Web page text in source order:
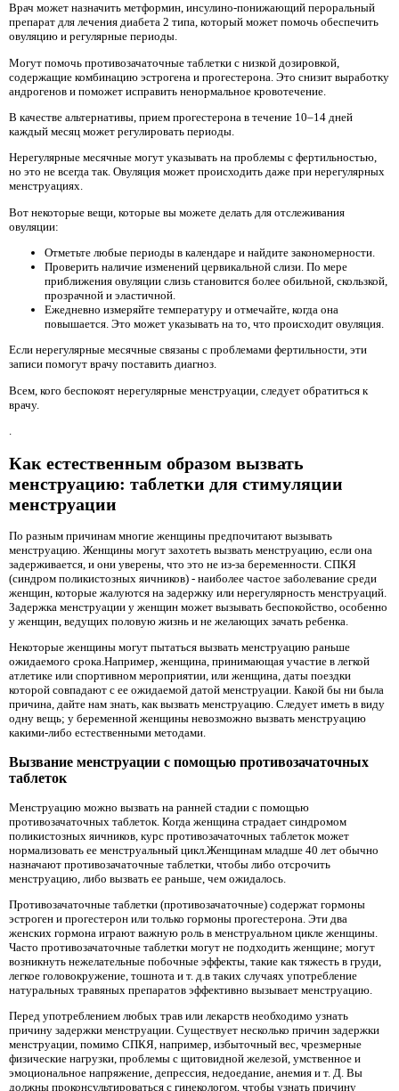
Врач может назначить метформин, инсулино-понижающий пероральный
препарат для лечения диабета 2 типа, который может помочь обеспечить
овуляцию и регулярные периоды.
Могут помочь противозачаточные таблетки с низкой дозировкой,
содержащие комбинацию эстрогена и прогестерона. Это снизит выработку
андрогенов и поможет исправить ненормальное кровотечение.
В качестве альтернативы, прием прогестерона в течение 10–14 дней
каждый месяц может регулировать периоды.
Нерегулярные месячные могут указывать на проблемы с фертильностью,
но это не всегда так. Овуляция может происходить даже при нерегулярных
менструациях.
Вот некоторые вещи, которые вы можете делать для отслеживания
овуляции:
Отметьте любые периоды в календаре и найдите закономерности.
Проверить наличие изменений цервикальной слизи. По мере
приближения овуляции слизь становится более обильной, скользкой,
прозрачной и эластичной.
Ежедневно измеряйте температуру и отмечайте, когда она
повышается. Это может указывать на то, что происходит овуляция.
Если нерегулярные месячные связаны с проблемами фертильности, эти
записи помогут врачу поставить диагноз.
Всем, кого беспокоят нерегулярные менструации, следует обратиться к
врачу.
Как естественным образом вызвать
менструацию: таблетки для стимуляции
менструации
По разным причинам многие женщины предпочитают вызывать
менструацию. Женщины могут захотеть вызвать менструацию, если она
задерживается, и они уверены, что это не из-за беременности. СПКЯ
(синдром поликистозных яичников) - наиболее частое заболевание среди
женщин, которые жалуются на задержку или нерегулярность менструаций.
Задержка менструации у женщин может вызывать беспокойство, особенно
у женщин, ведущих половую жизнь и не желающих зачать ребенка.
Некоторые женщины могут пытаться вызвать менструацию раньше
ожидаемого срока.Например, женщина, принимающая участие в легкой
атлетике или спортивном мероприятии, или женщина, даты поездки
которой совпадают с ее ожидаемой датой менструации. Какой бы ни была
причина, дайте нам знать, как вызвать менструацию. Следует иметь в виду
одну вещь; у беременной женщины невозможно вызвать менструацию
какими-либо естественными методами.
Вызвание менструации с помощью противозачаточных
таблеток
Менструацию можно вызвать на ранней стадии с помощью
противозачаточных таблеток. Когда женщина страдает синдромом
поликистозных яичников, курс противозачаточных таблеток может
нормализовать ее менструальный цикл.Женщинам младше 40 лет обычно
назначают противозачаточные таблетки, чтобы либо отсрочить
менструацию, либо вызвать ее раньше, чем ожидалось.
Противозачаточные таблетки (противозачаточные) содержат гормоны
эстроген и прогестерон или только гормоны прогестерона. Эти два
женских гормона играют важную роль в менструальном цикле женщины.
Часто противозачаточные таблетки могут не подходить женщине; могут
возникнуть нежелательные побочные эффекты, такие как тяжесть в груди,
легкое головокружение, тошнота и т. д.в таких случаях употребление
натуральных травяных препаратов эффективно вызывает менструацию.
Перед употреблением любых трав или лекарств необходимо узнать
причину задержки менструации. Существует несколько причин задержки
менструации, помимо СПКЯ, например, избыточный вес, чрезмерные
физические нагрузки, проблемы с щитовидной железой, умственное и
эмоциональное напряжение, депрессия, недоедание, анемия и т. Д. Вы
должны проконсультироваться с гинекологом, чтобы узнать причину